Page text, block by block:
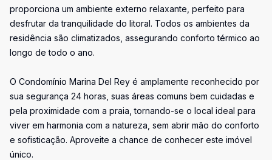
proporciona um ambiente externo relaxante, perfeito para
desfrutar da tranquilidade do litoral. Todos os ambientes da
residência são climatizados, assegurando conforto térmico ao
longo de todo o ano.
O Condomínio Marina Del Rey é amplamente reconhecido por
sua segurança 24 horas, suas áreas comuns bem cuidadas e
pela proximidade com a praia, tornando-se o local ideal para
viver em harmonia com a natureza, sem abrir mão do conforto
e sofisticação. Aproveite a chance de conhecer este imóvel
único.